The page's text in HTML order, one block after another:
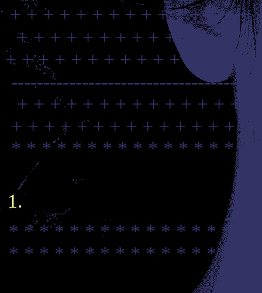
+ + + + + + + + + + + + + + +
+ + + + + + + + + + + + + +
+ + + + + + + + + + + + + + +
+ + + + + + + + + + + + + +
+ + + + + + + + + + + + + + +
* * * * * * * * * * * * * * * *
* * * * * * * * * * * * * * * *
* * * * * * * * * * * * * * * *